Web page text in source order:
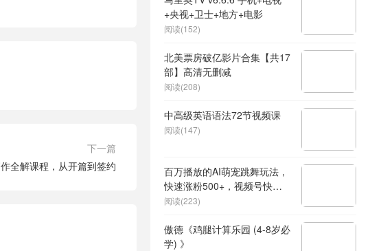
下一篇
全解课程，从开篇到签约
+央视+卫士+地方+电影
阅读(152)
北美票房破亿影片合集【共17
部】高清无删减
阅读(208)
中高级英语语法72节视频课
阅读(147)
百万播放的AI萌宠跳舞玩法，
快速涨粉500+，视频号快速
起号，1分钟教会你(附详细教
阅读(223)
傲德《鸡腿计算乐园 (4-8岁必
学) 》